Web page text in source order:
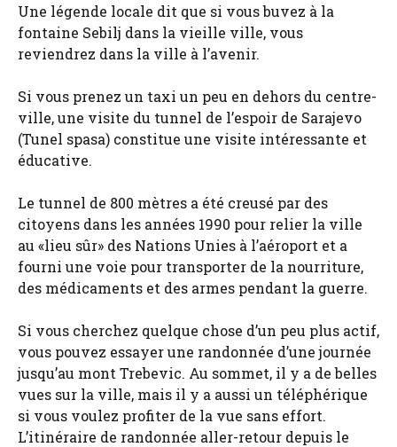
Une légende locale dit que si vous buvez à la
fontaine Sebilj dans la vieille ville, vous
reviendrez dans la ville à l’avenir.
Si vous prenez un taxi un peu en dehors du centre-
ville, une visite du tunnel de l’espoir de Sarajevo
(Tunel spasa) constitue une visite intéressante et
éducative.
Le tunnel de 800 mètres a été creusé par des
citoyens dans les années 1990 pour relier la ville
au «lieu sûr» des Nations Unies à l’aéroport et a
fourni une voie pour transporter de la nourriture,
des médicaments et des armes pendant la guerre.
Si vous cherchez quelque chose d’un peu plus actif,
vous pouvez essayer une randonnée d’une journée
jusqu’au mont Trebevic. Au sommet, il y a de belles
vues sur la ville, mais il y a aussi un téléphérique
si vous voulez profiter de la vue sans effort.
L’itinéraire de randonnée aller-retour depuis le